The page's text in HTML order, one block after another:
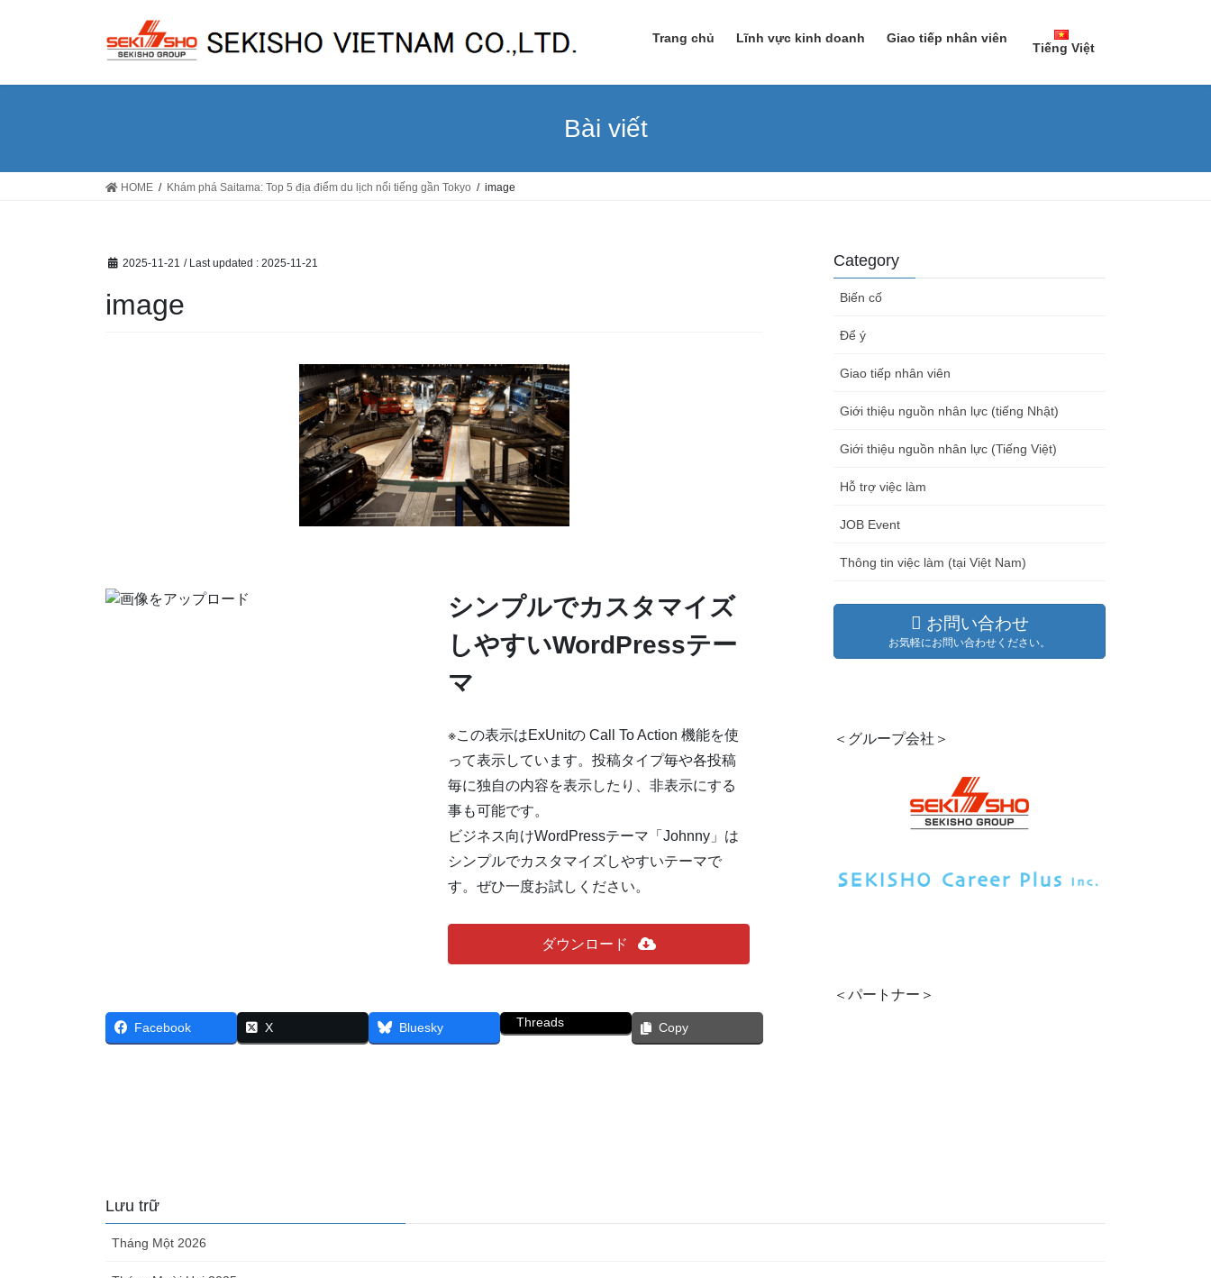
Trang chủ Lĩnh vực kinh doanh Giao tiếp nhân viên
Tiếng Việt
Bài viết
HOME Khám phá Saitama: Top 5 địa điểm du lịch nổi tiếng gần Tokyo image
2025-11-21 / Last updated : 2025-11-21
image
シンプルでカスタマイズ
しやすいWordPressテー
マ
※この表示はExUnitの Call To Action 機能を使
って表示しています。投稿タイプ毎や各投稿
毎に独自の内容を表示したり、非表示にする
事も可能です。
ビジネス向けWordPressテーマ「Johnny」は
シンプルでカスタマイズしやすいテーマで
す。ぜひ一度お試しください。
ダウンロード
Facebook X Bluesky Threads Copy
Category
Biến cố
Để ý
Giao tiếp nhân viên
Giới thiệu nguồn nhân lực (tiếng Nhật)
Giới thiệu nguồn nhân lực (Tiếng Việt)
Hỗ trợ việc làm
JOB Event
Thông tin việc làm (tại Việt Nam)
お問い合わせ
お気軽にお問い合わせください。
＜グループ会社＞
＜パートナー＞
Lưu trữ
Tháng Một 2026